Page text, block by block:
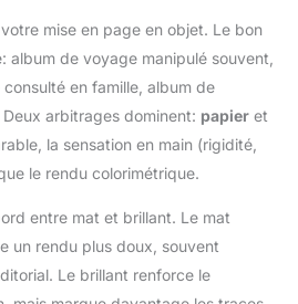
mise en page en objet. Le bon
album de voyage manipulé souvent,
en famille, album de
arbitrages dominent: papier et
la sensation en main (rigidité,
le rendu colorimétrique.
entre mat et brillant. Le mat
un rendu plus doux, souvent
Le brillant renforce le